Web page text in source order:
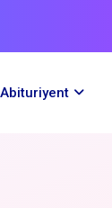
Abituriyent